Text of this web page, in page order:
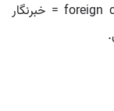
اسم: ۱) خبرنگار اعزامی (مثلاً foreign correspondent = خبرنگار